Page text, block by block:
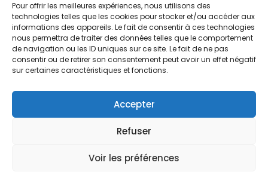
Pour offrir les meilleures expériences, nous utilisons des
technologies telles que les cookies pour stocker et/ou accéder aux
informations des appareils. Le fait de consentir à ces technologies
nous permettra de traiter des données telles que le comportement
de navigation ou les ID uniques sur ce site. Le fait de ne pas
consentir ou de retirer son consentement peut avoir un effet négatif
sur certaines caractéristiques et fonctions.
Accepter
Refuser
Voir les préférences
022 741 03 33
geneve@tanigami.com
Boutique Lausanne